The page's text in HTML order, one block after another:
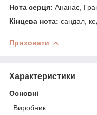
Нота серця: Ананас,
Кінцева нота: сандал,
Приховати
Характеристики
Основні
Виробник